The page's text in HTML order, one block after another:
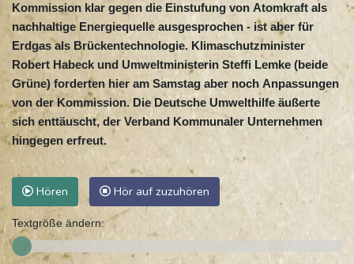
Kommission klar gegen die Einstufung von Atomkraft als
nachhaltige Energiequelle ausgesprochen - ist aber für
Erdgas als Brückentechnologie. Klimaschutzminister
Robert Habeck und Umweltministerin Steffi Lemke (beide
Grüne) forderten hier am Samstag aber noch Anpassungen
von der Kommission. Die Deutsche Umwelthilfe äußerte
sich enttäuscht, der Verband Kommunaler Unternehmen
hingegen erfreut.
Hören Hör auf zuzuhören
Textgröße ändern: